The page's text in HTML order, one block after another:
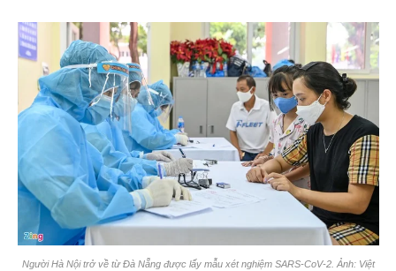
Người Hà Nội trở về từ Đà Nẵng được lấy mẫu xét nghiệm SARS-CoV-2. Ảnh: Việt